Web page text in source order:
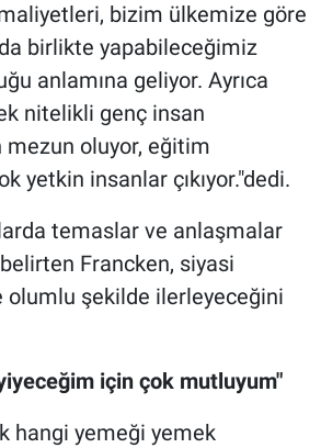
bizim ülkemize göre
birlikte yapabileceğimiz
anlamına geliyor. Ayrıca
nitelikli genç insan
oluyor, eğitim
yetkin insanlar çıkıyor."dedi.
temaslar ve anlaşmalar
Francken, siyasi
olumlu şekilde ilerleyeceğini
için çok mutluyum"
hangi yemeği yemek